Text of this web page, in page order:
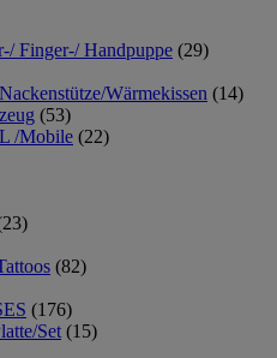
Finger-/ Handpuppe (29)
Wärmekissen (14)
(53)
/Mobile (22)
(82)
(176)
Set (15)